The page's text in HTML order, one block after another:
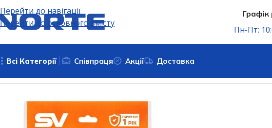
Перейти до навігації
Перейти до основного вмісту
Пн-Пт:
Всі Категорії Співпраця Акції Доставка